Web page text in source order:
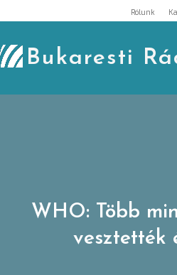
to
content
Rólunk
Bukaresti
WHO: Több
vesztették